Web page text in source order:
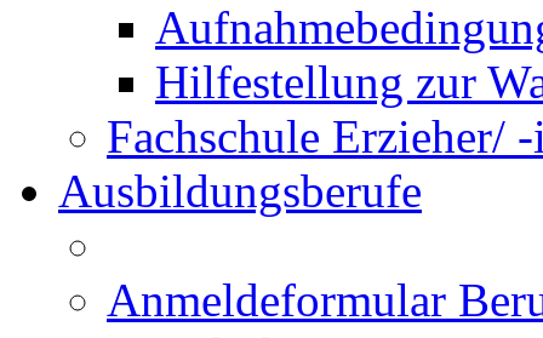
Hilfestellung zur
Fachschule Erzieher/
Ausbildungsberufe
Anmeldeformular